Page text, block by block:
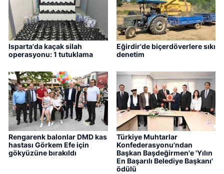
Isparta'da kaçak silah
operasyonu: 1 tutuklama
Eğirdir'de biçerdöverlere sıkı
denetim
Rengarenk balonlar DMD kas
hastası Görkem Efe için
gökyüzüne bırakıldı
Türkiye Muhtarlar
Konfederasyonu'ndan
Başkan Başdeğirmen'e 'Yılın
En Başarılı Belediye Başkanı'
ödülü